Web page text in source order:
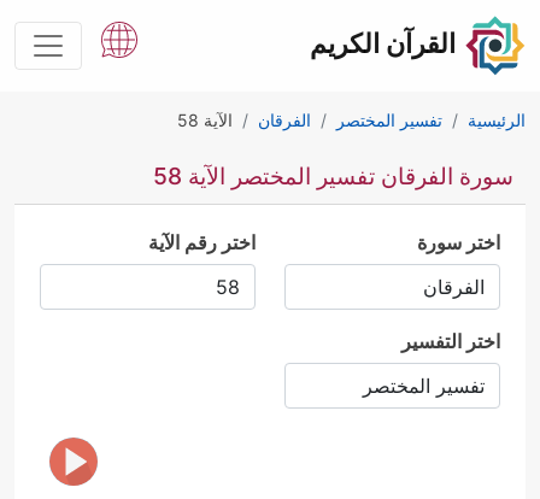
القرآن الكريم
الرئيسية تفسير المختصر الفرقان الآية 58
سورة الفرقان تفسير المختصر الآية 58
اختر سورة اختر رقم الآية
اختر التفسير